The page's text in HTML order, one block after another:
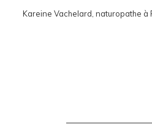
Kareine Vachelard, naturopathe à